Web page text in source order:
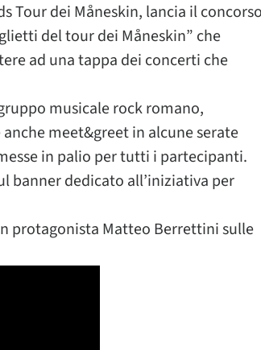
Tour dei Måneskin, lancia il concorso
del tour dei Måneskin” che
ad una tappa dei concerti che
musicale rock romano,
meet&greet in alcune serate
in palio per tutti i partecipanti.
banner dedicato all’iniziativa per
protagonista Matteo Berrettini sulle